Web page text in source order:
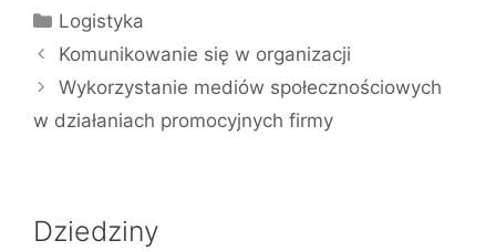
Kategorie
Logistyka
Komunikowanie się w organizacji
Wykorzystanie mediów społecznościowych
w działaniach promocyjnych firmy
Dziedziny